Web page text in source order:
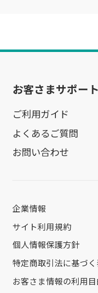
お客さまサポート
ご利用ガイド
よくあるご質問
お問い合わせ
企業情報
サイト利用規約
個人情報保護方針
特定商取引法に基づ
お客さま情報の利用